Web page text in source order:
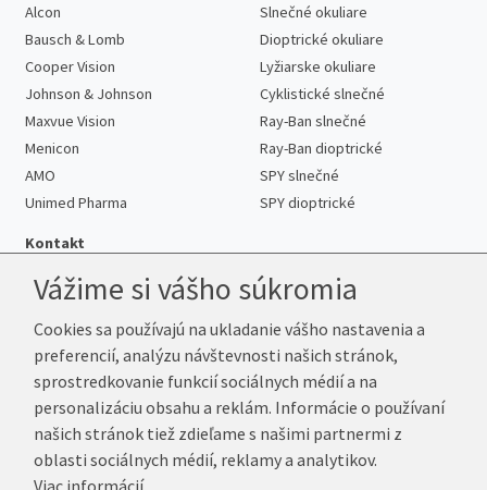
Alcon
Bausch & Lomb
Cooper Vision
Johnson & Johnson
Maxvue Vision
Menicon
AMO
Unimed Pharma
Slnečné okuliare
Dioptrické okuliare
Lyžiarske okuliare
Cyklistické slnečné
Ray-Ban slnečné
Ray-Ban dioptrické
SPY slnečné
SPY dioptrické
Kontakt
Telefón:+421 222 205 863
E-mail:info@kup-sosovky.sk
Reklamačná adresa
Andrea Votavová
Revoluční 1017
290 01 Poděbrady
Vážime si vášho súkromia
Cookies sa používajú na ukladanie vášho nastavenia a
preferencií, analýzu návštevnosti našich stránok,
sprostredkovanie funkcií sociálnych médií a na
personalizáciu obsahu a reklám. Informácie o používaní
našich stránok tiež zdieľame s našimi partnermi z
oblasti sociálnych médií, reklamy a analytikov.
Viac informácií